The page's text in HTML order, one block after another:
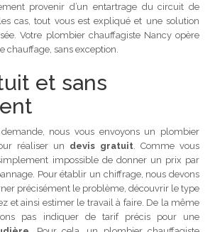
provenir d’un entartrage du circuit de
cas, tout vous est expliqué et une solution
Votre plombier chauffagiste Nancy opère
chauffage, sans exception.
et sans
nous vous envoyons un plombier
réaliser un devis gratuit . Comme vous
impossible de donner un prix par
Pour établir un chiffrage, nous devons
précisément le problème, découvrir le type
et ainsi estimer le travail à faire. De la même
pas indiquer de tarif précis pour une